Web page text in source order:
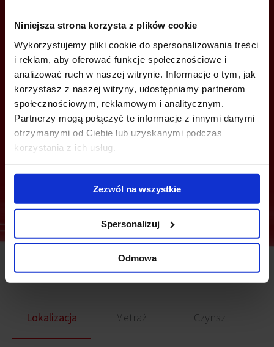
Niniejsza strona korzysta z plików cookie
Wykorzystujemy pliki cookie do spersonalizowania treści
i reklam, aby oferować funkcje społecznościowe i
analizować ruch w naszej witrynie. Informacje o tym, jak
korzystasz z naszej witryny, udostępniamy partnerom
społecznościowym, reklamowym i analitycznym.
Partnerzy mogą połączyć te informacje z innymi danymi
otrzymanymi od Ciebie lub uzyskanymi podczas
korzystania z ich usług.
Zezwól na wszystkie
Spersonalizuj
Odmowa
MOŻESZ TEŻ ZOSTAWIĆ SWÓJ NUMER, A MY SKONTAKTUJEMY SIĘ
Z TOBĄ
Wyślij
Podobne biura
Lokalizacja Metraż Czynsz